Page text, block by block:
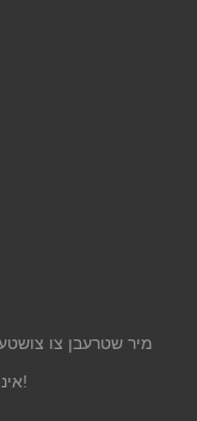
מיר שטרעבן צו
אינפֿאָרמאַציע, מוסטער און ציטירן, קאָנטאַקט אונדז!